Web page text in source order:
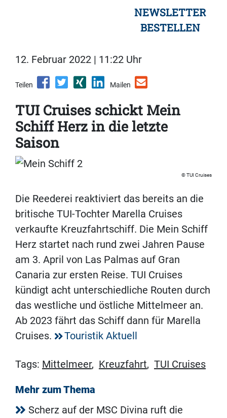
NEWSLETTER
BESTELLEN
12. Februar 2022 | 11:22 Uhr
Teilen Mailen
TUI Cruises schickt Mein
Schiff Herz in die letzte
Saison
TUI Cruises
Die Reederei reaktiviert das bereits an die
britische TUI-Tochter Marella Cruises
verkaufte Kreuzfahrtschiff. Die Mein Schiff
Herz startet nach rund zwei Jahren Pause
am 3. April von Las Palmas auf Gran
Canaria zur ersten Reise. TUI Cruises
kündigt acht unterschiedliche Routen durch
das westliche und östliche Mittelmeer an.
Ab 2023 fährt das Schiff dann für Marella
Cruises.
Touristik Aktuell
Tags: Mittelmeer, Kreuzfahrt, TUI Cruises
Mehr zum Thema
Scherz auf der MSC Divina ruft die